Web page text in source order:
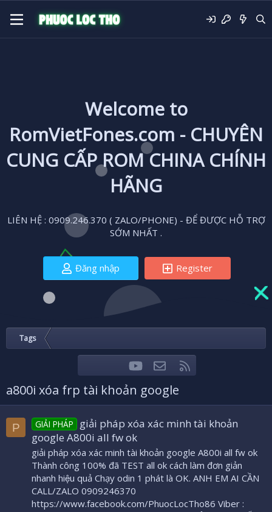
Welcome to
RomVietFones.com - CHUYÊN
CUNG CẤP ROM CHINA CHÍNH
HÃNG
LIÊN HỆ : 0909.246.370 ( ZALO/PHONE) - ĐỂ ĐƯỢC HỖ TRỢ
SỚM NHẤT .
Đăng nhập Register
Tags
FacebookTwitteryoutubeLiên hệ
a800i xóa frp tài khoản google
P GIẢI PHÁP
giải pháp xóa xác minh tài khoản
google A800i all fw ok
giải pháp xóa xác minh tài khoản google A800i all fw ok
Thành công 100% đã TEST all ok cách làm đơn giản
nhanh hiệu quả Chạy odin 1 phát là OK. ANH EM AI CẦN
CALL/ZALO 0909246370
https://www.facebook.com/PhuocLocTho86 Viber :